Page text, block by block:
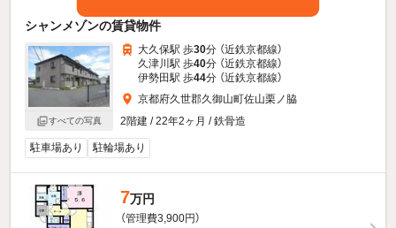
シャンメゾンの賃貸物件
すべての写真
大久保駅 歩30分 （近鉄京都線）
久津川駅 歩40分 （近鉄京都線）
伊勢田駅 歩44分 （近鉄京都線）
京都府久世郡久御山町佐山栗ノ脇
2階建 / 22年2ヶ月 / 鉄骨造
駐車場あり 駐輪場あり
7万円
（管理費3,900円）